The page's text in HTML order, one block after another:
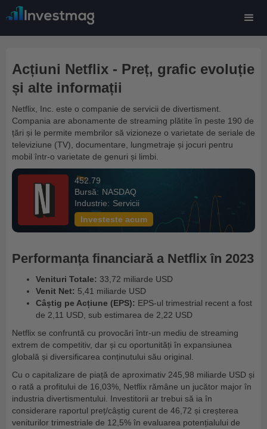
Acțiuni Netflix - Preț, grafic evoluție
și alte informații
Netflix, Inc. este o companie de servicii de divertisment.
Compania are abonamente de streaming plătite în peste 190 de
țări și le permite membrilor să vizioneze o varietate de seriale de
televiziune (TV), documentare, lungmetraje și jocuri pentru
mobil într-o varietate de genuri și limbi.
452.79
Bursă: NASDAQ
Industrie: Servicii
Investeste acum
Performanța financiară a Netflix în 2023
Venituri Totale: 33,72 miliarde USD
Venit Net: 5,41 miliarde USD
Câștig pe Acțiune (EPS): EPS-ul trimestrial recent a fost
de 2,11 USD, sub estimarea de 2,22 USD
Netflix se confruntă cu provocări într-un mediu de streaming
extrem de competitiv, dar și cu oportunități în expansiunea
globală și diversificarea conținutului său original.
Cu o capitalizare de piață de aproximativ 245,98 miliarde USD și
o rată a profitului de 16,03%, Netflix rămâne un jucător major în
industria divertismentului. Investitorii ar trebui să ia în
considerare raportul preț/câștig curent de 46,72 și creșterea
veniturilor trimestriale de 12,5% în evaluarea potențialului de